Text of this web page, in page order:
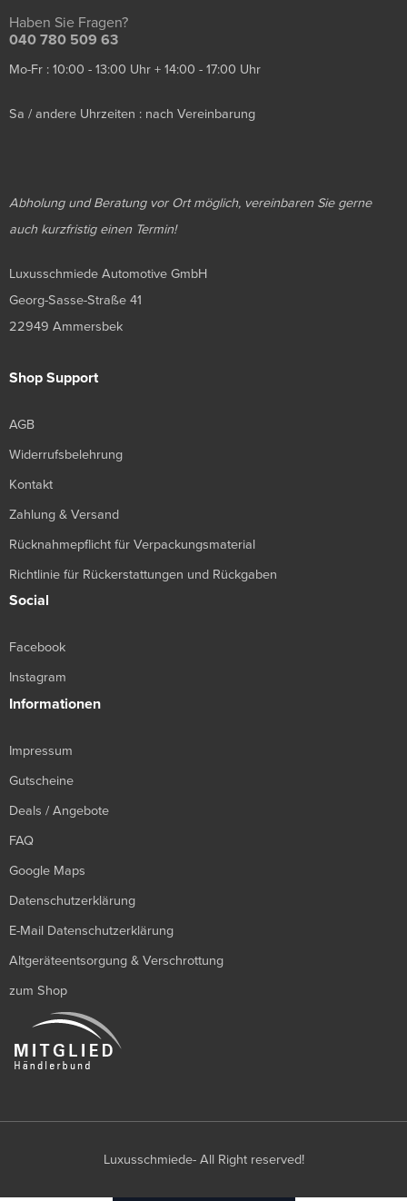
Haben Sie Fragen?
040 780 509 63
Mo-Fr : 10:00 - 13:00 Uhr + 14:00 - 17:00 Uhr
Sa / andere Uhrzeiten : nach Vereinbarung
Abholung und Beratung vor Ort möglich, vereinbaren Sie gerne
auch kurzfristig einen Termin!
Luxusschmiede Automotive GmbH
Georg-Sasse-Straße 41
22949 Ammersbek
Shop Support
AGB
Widerrufsbelehrung
Kontakt
Zahlung & Versand
Rücknahmepflicht für Verpackungsmaterial
Richtlinie für Rückerstattungen und Rückgaben
Social
Facebook
Instagram
Informationen
Impressum
Gutscheine
Deals / Angebote
FAQ
Google Maps
Datenschutzerklärung
E-Mail Datenschutzerklärung
Altgeräteentsorgung & Verschrottung
zum Shop
Luxusschmiede- All Right reserved!